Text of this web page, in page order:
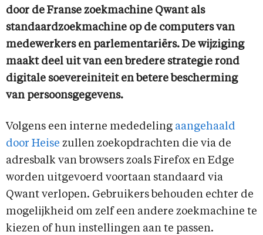
door de Franse zoekmachine Qwant als
standaardzoekmachine op de computers van
medewerkers en parlementariërs. De wijziging
maakt deel uit van een bredere strategie rond
digitale soevereiniteit en betere bescherming
van persoonsgegevens.
Volgens een interne mededeling aangehaald
door Heise zullen zoekopdrachten die via de
adresbalk van browsers zoals Firefox en Edge
worden uitgevoerd voortaan standaard via
Qwant verlopen. Gebruikers behouden echter de
mogelijkheid om zelf een andere zoekmachine te
kiezen of hun instellingen aan te passen.